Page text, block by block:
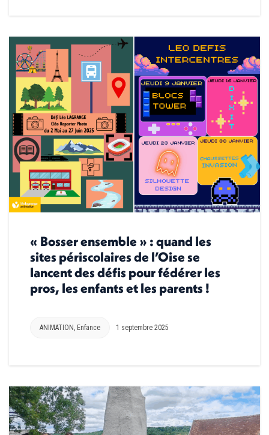
« Bosser ensemble » : quand les
sites périscolaires de l’Oise se
lancent des défis pour fédérer les
pros, les enfants et les parents !
ANIMATION, Enfance 1 septembre 2025